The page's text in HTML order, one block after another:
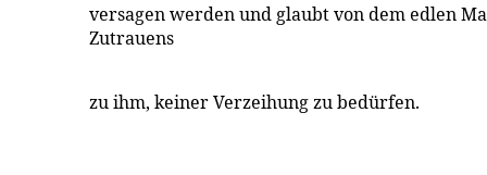
versagen werden und glaubt von dem edlen
Zutrauens
zu ihm, keiner Verzeihung zu bedürfen.